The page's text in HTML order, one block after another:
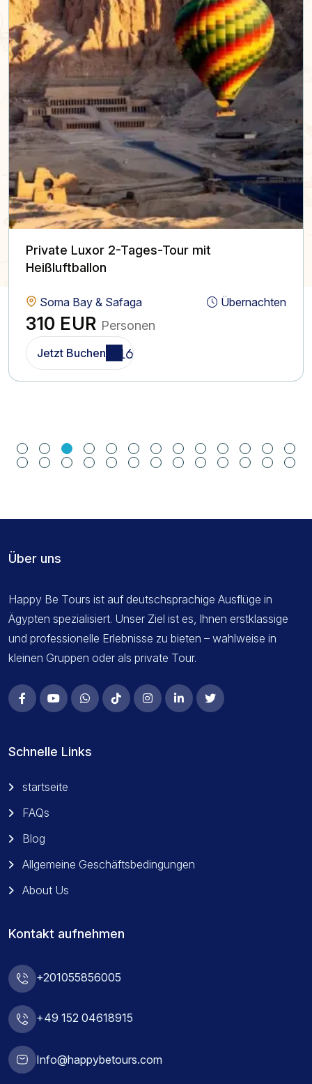
Private Luxor 2-Tages-Tour mit
Heißluftballon
Soma Bay & Safaga Übernachten
310 EUR Personen
Jetzt Buchen
Über uns
Happy Be Tours ist auf deutschsprachige Ausflüge in
Ägypten spezialisiert. Unser Ziel ist es, Ihnen erstklassige
und professionelle Erlebnisse zu bieten – wahlweise in
kleinen Gruppen oder als private Tour.
Schnelle Links
startseite
FAQs
Blog
Allgemeine Geschäftsbedingungen
About Us
Kontakt aufnehmen
+201055856005
+49 152 04618915
Info@happybetours.com